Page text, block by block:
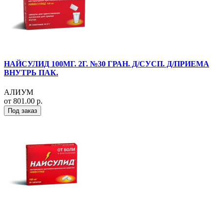
НАЙСУЛИД 100МГ. 2Г. №30 ГРАН. Д/СУСП. Д/ПРИЕМА
ВНУТРЬ ПАК.
АЛИУМ
от 801.00 р.
Под заказ